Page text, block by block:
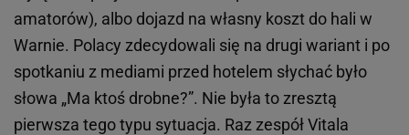
amatorów), albo dojazd na własny koszt do hali w
Warnie. Polacy zdecydowali się na drugi wariant i po
spotkaniu z mediami przed hotelem słychać było
słowa „Ma ktoś drobne?”. Nie była to zresztą
pierwsza tego typu sytuacja. Raz zespół Vitala